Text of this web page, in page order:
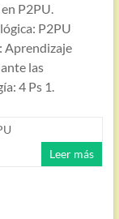
P2PU.
P2PU
Aprendizaje
las
4 Ps 1.
Leer más